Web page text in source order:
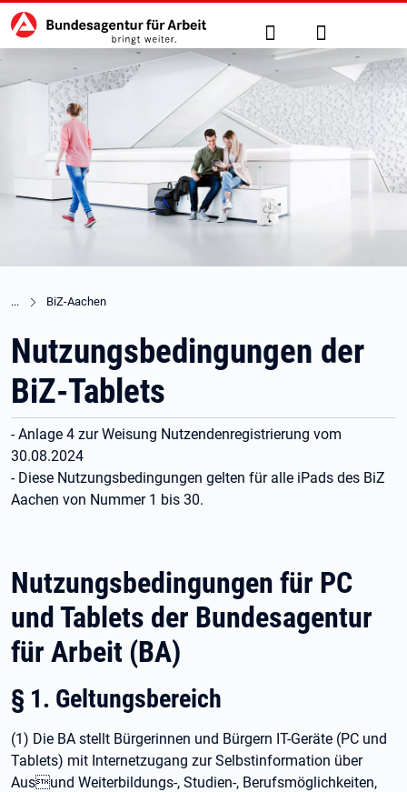
zu den Hauptinhalten springen
Hauptnavigation Suche Anmelden
BiZ-Aachen
Nutzungsbedingungen der
BiZ-Tablets
- Anlage 4 zur Weisung Nutzendenregistrierung vom
30.08.2024
- Diese Nutzungsbedingungen gelten für alle iPads des BiZ
Aachen von Nummer 1 bis 30.
Nutzungsbedingungen für PC
und Tablets der Bundesagentur
für Arbeit (BA)
§ 1. Geltungsbereich
(1) Die BA stellt Bürgerinnen und Bürgern IT-Geräte (PC und
Tablets) mit Internetzugang zur Selbstinformation über
Ausund Weiterbildungs-, Studien-, Berufsmöglichkeiten,